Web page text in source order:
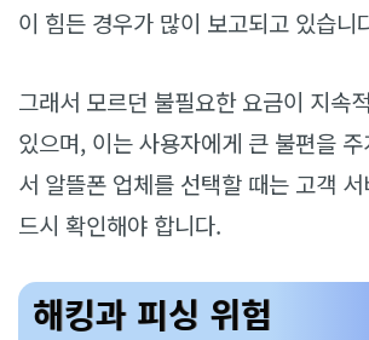
이 힘든 경우가 많이 보고되고 있습니
그래서 모르던 불필요한 요금이 지속
있으며, 이는 사용자에게 큰 불편을
서 알뜰폰 업체를 선택할 때는 고객
드시 확인해야 합니다.
해킹과 피싱 위험